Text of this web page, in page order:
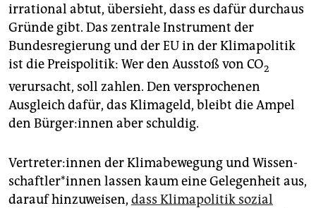
irrational abtut, übersieht, dass es dafür durchaus
Gründe gibt. Das zentrale Instrument der
Bundesregierung und der EU in der Klimapolitik
ist die Preispolitik: Wer den Ausstoß von CO2
verursacht, soll zahlen. Den versprochenen
Ausgleich dafür, das Klimageld, bleibt die Ampel
den Bür­ge­r:in­nen aber schuldig.
Ver­tre­te­r:in­nen der Klimabewegung und Wis­sen­
schaft­le­r*in­nen lassen kaum eine Gelegenheit aus,
darauf hinzuweisen, dass Klimapolitik sozial